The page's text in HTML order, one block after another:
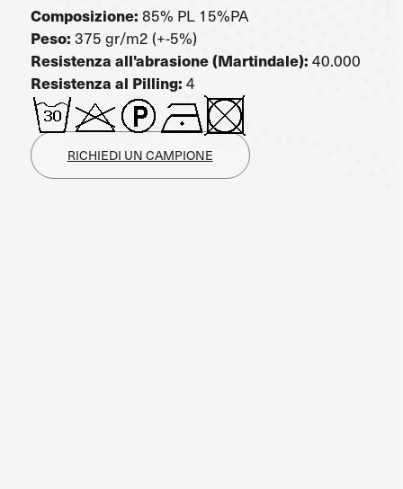
Composizione: 85% PL 15%PA
Peso: 375 gr/m2 (+-5%)
Resistenza all'abrasione (Martindale): 40.000
Resistenza al Pilling: 4
RICHIEDI UN CAMPIONE